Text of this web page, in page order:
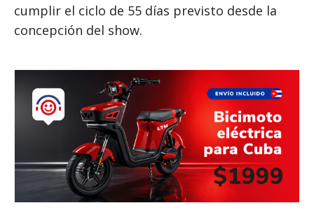
cumplir el ciclo de 55 días previsto desde la
concepción del show.